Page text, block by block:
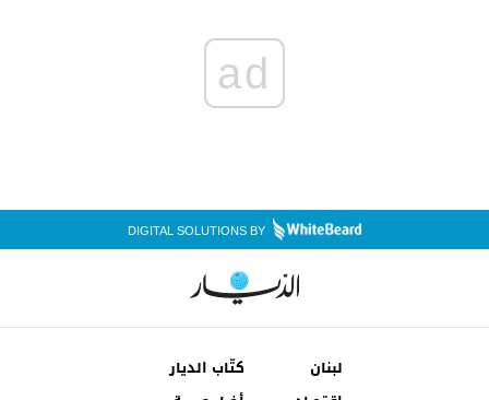
ad
DIGITAL SOLUTIONS BY
لبنان
كتّاب الديار